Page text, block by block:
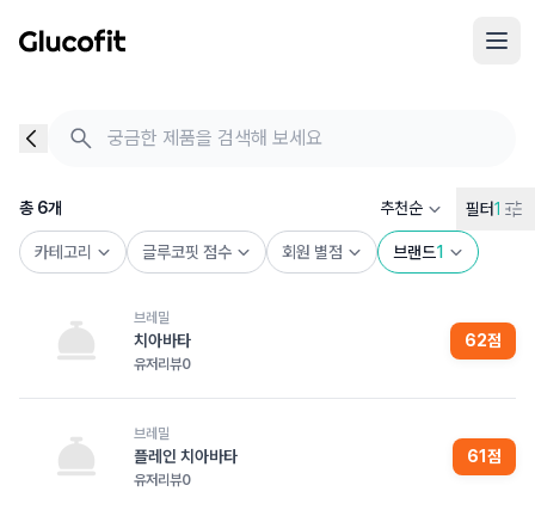
음식 검색 - 음식 후기
총 6개의 음식을 찾았습니다
총 6개 추천순 필터1
카테고리 글루코핏 점수 회원 별점 브랜드1
브레밀
치아바타
유저리뷰0
62점
브레밀
플레인 치아바타
유저리뷰0
61점